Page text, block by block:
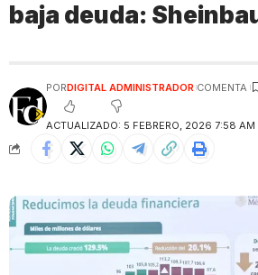
baja deuda:
ACTUALIZADO: 5 FEBRERO, 2026 7:58 AM
PORDIGITAL ADMINISTRADOR COMENTA